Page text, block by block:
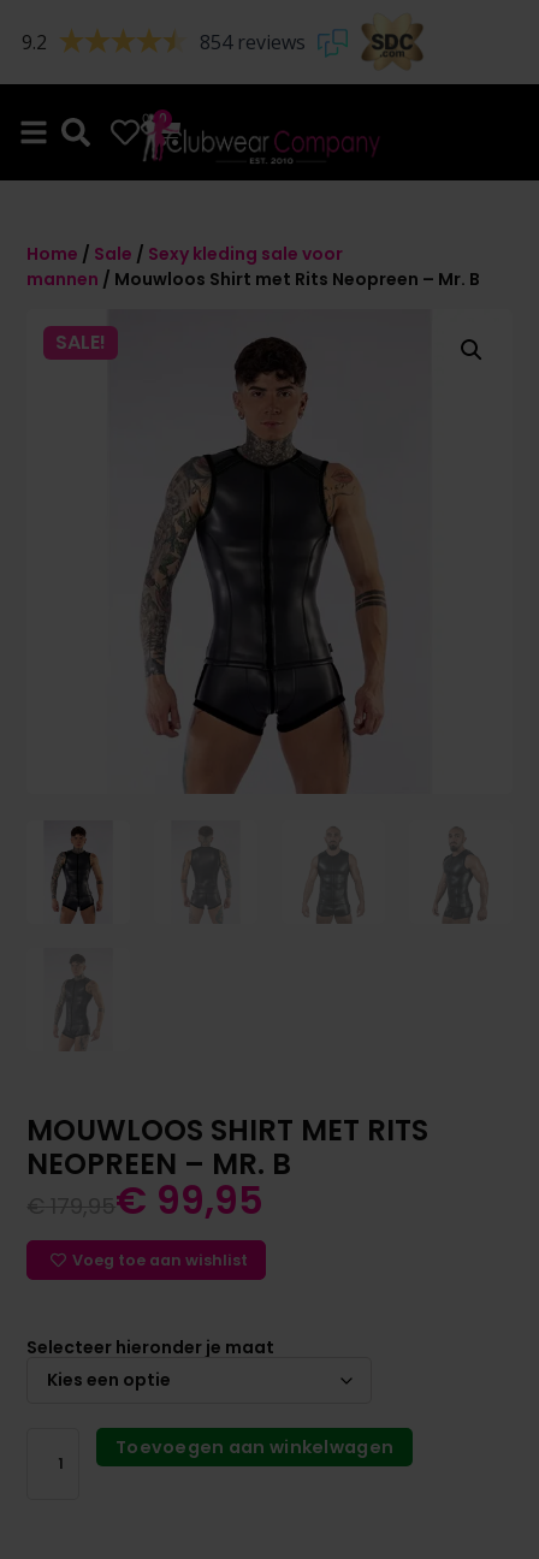
9.2 854 reviews
0 0
Home / Sale / Sexy kleding sale voor
mannen / Mouwloos Shirt met Rits Neopreen – Mr. B
SALE!
MOUWLOOS SHIRT MET RITS
NEOPREEN – MR. B
€ 99,95
Voeg toe aan wishlist
Selecteer hieronder je maat
Toevoegen aan winkelwagen